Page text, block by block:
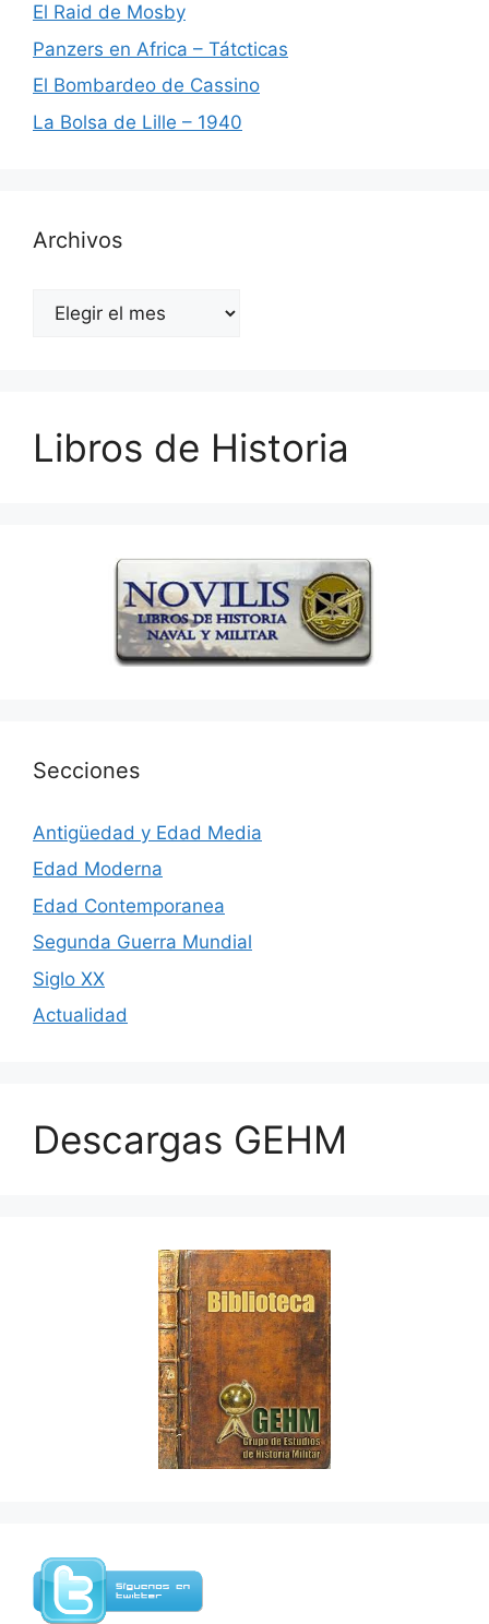
El Raid de Mosby
Panzers en Africa – Tátcticas
El Bombardeo de Cassino
La Bolsa de Lille – 1940
Archivos
Archivos
Libros de Historia
Secciones
Antigüedad y Edad Media
Edad Moderna
Edad Contemporanea
Segunda Guerra Mundial
Siglo XX
Actualidad
Descargas GEHM